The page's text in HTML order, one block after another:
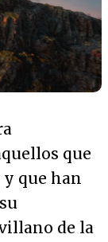
que
que han
de la